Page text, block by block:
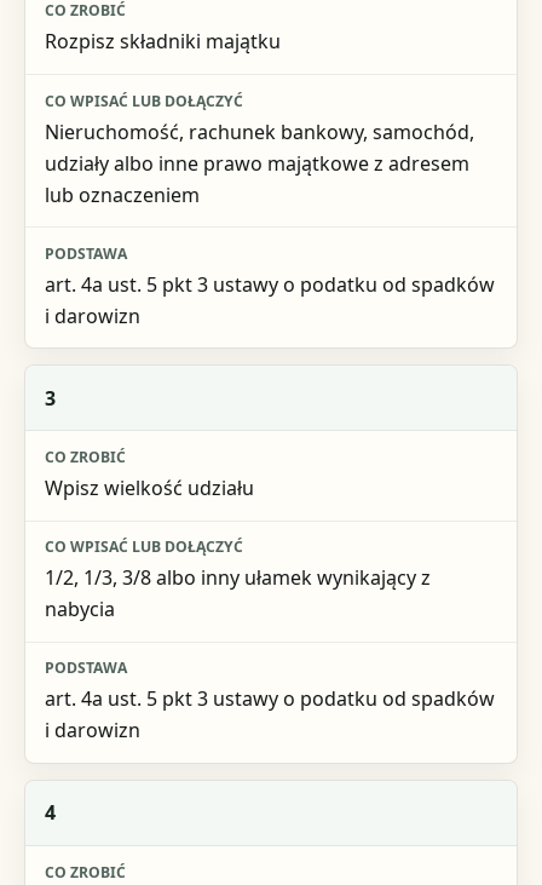
Rozpisz składniki majątku
Nieruchomość, rachunek bankowy, samochód,
udziały albo inne prawo majątkowe z adresem
lub oznaczeniem
art. 4a ust. 5 pkt 3 ustawy o podatku od spadków
i darowizn
3
Wpisz wielkość udziału
1/2, 1/3, 3/8 albo inny ułamek wynikający z
nabycia
art. 4a ust. 5 pkt 3 ustawy o podatku od spadków
i darowizn
4